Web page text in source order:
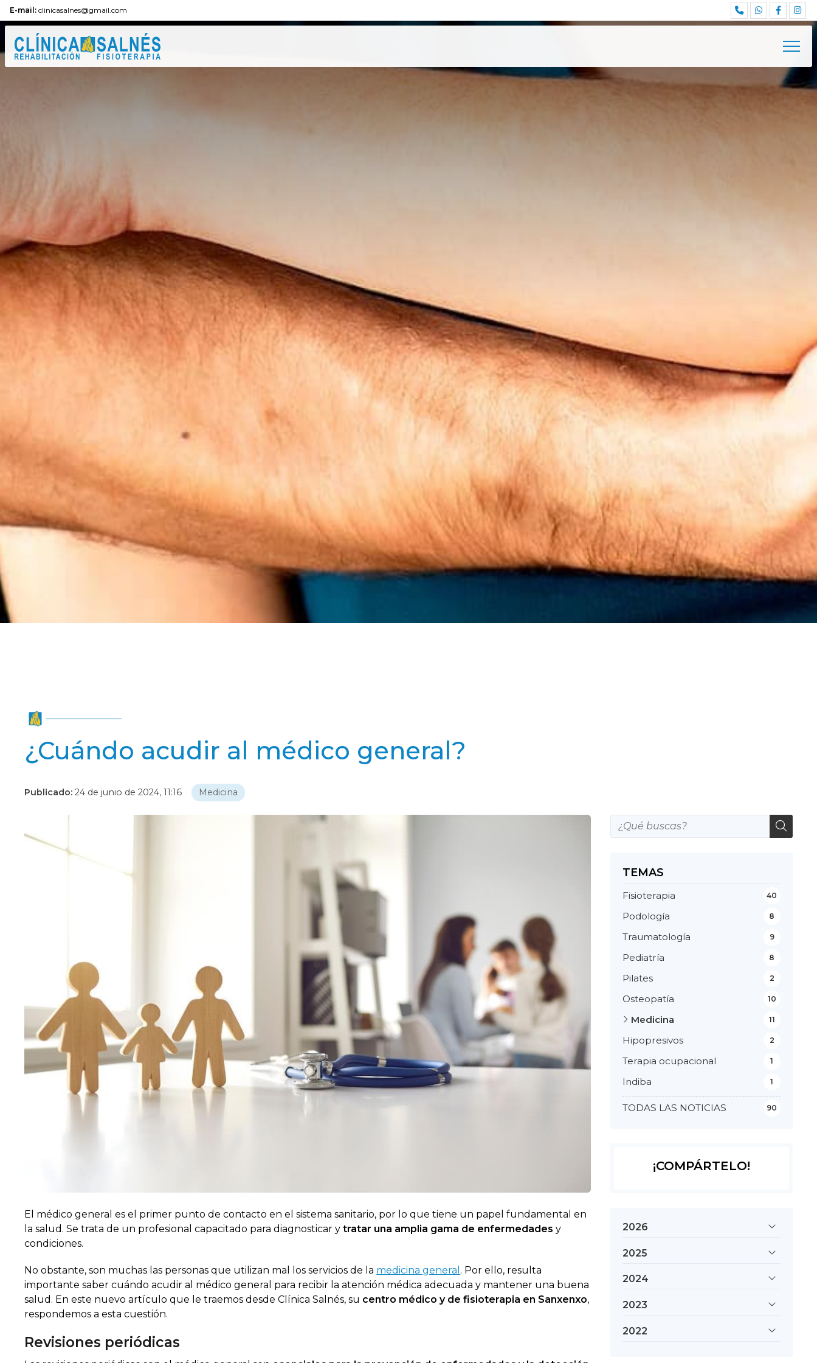
E-mail: clinicasalnes@gmail.com
¿Cuándo acudir al médico general?
Publicado: 24 de junio de 2024, 11:16 Medicina
TEMAS
TODAS LAS NOTICIAS 90
Fisioterapia 40
Podología 8
Traumatología 9
Pediatría 8
Pilates 2
Osteopatía 10
Medicina 11
Hipopresivos 2
Terapia ocupacional 1
Indiba 1
El médico general es el primer punto de contacto en el sistema sanitario, por lo que tiene un papel fundamental en
la salud. Se trata de un profesional capacitado para diagnosticar ytratar una amplia gama de enfermedades y
condiciones.
No obstante, son muchas las personas que utilizan mal los servicios de la medicina general . Por ello, resulta
importante saber cuándo acudir al médico general para recibir la atención médica adecuada y mantener una buena
salud. En este nuevo artículo que le traemos desde Clínica Salnés, su centro médico y de fisioterapia en Sanxenxo,
respondemos a esta cuestión.
Revisiones periódicas
¡COMPÁRTELO!
2026
2025
2024
2023
2022